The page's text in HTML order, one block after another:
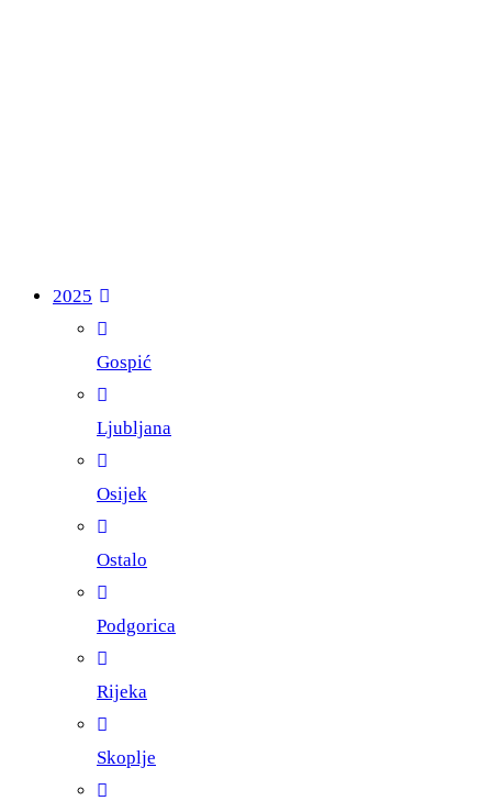
2025
Gospić
Ljubljana
Osijek
Ostalo
Podgorica
Rijeka
Skoplje